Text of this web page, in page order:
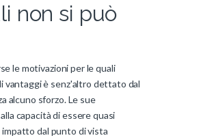
non si può
le motivazioni per le quali
vantaggi è senz'altro dettato dal
alcuno sforzo. Le sue
capacità di essere quasi
dal punto di vista